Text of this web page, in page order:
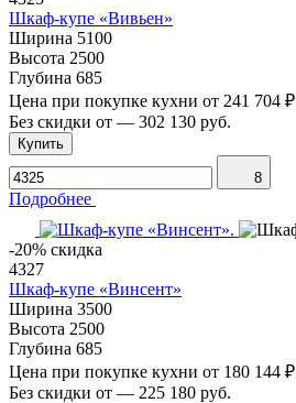
Шкаф-купе «Вивьен»
Ширина 5100
Высота 2500
Глубина 685
Цена при покупке кухни от 241 704 ₽
Без скидки от — 302 130 руб.
Купить
8
Подробнее
-20% скидка
4327
Шкаф-купе «Винсент»
Ширина 3500
Высота 2500
Глубина 685
Цена при покупке кухни от 180 144 ₽
Без скидки от — 225 180 руб.